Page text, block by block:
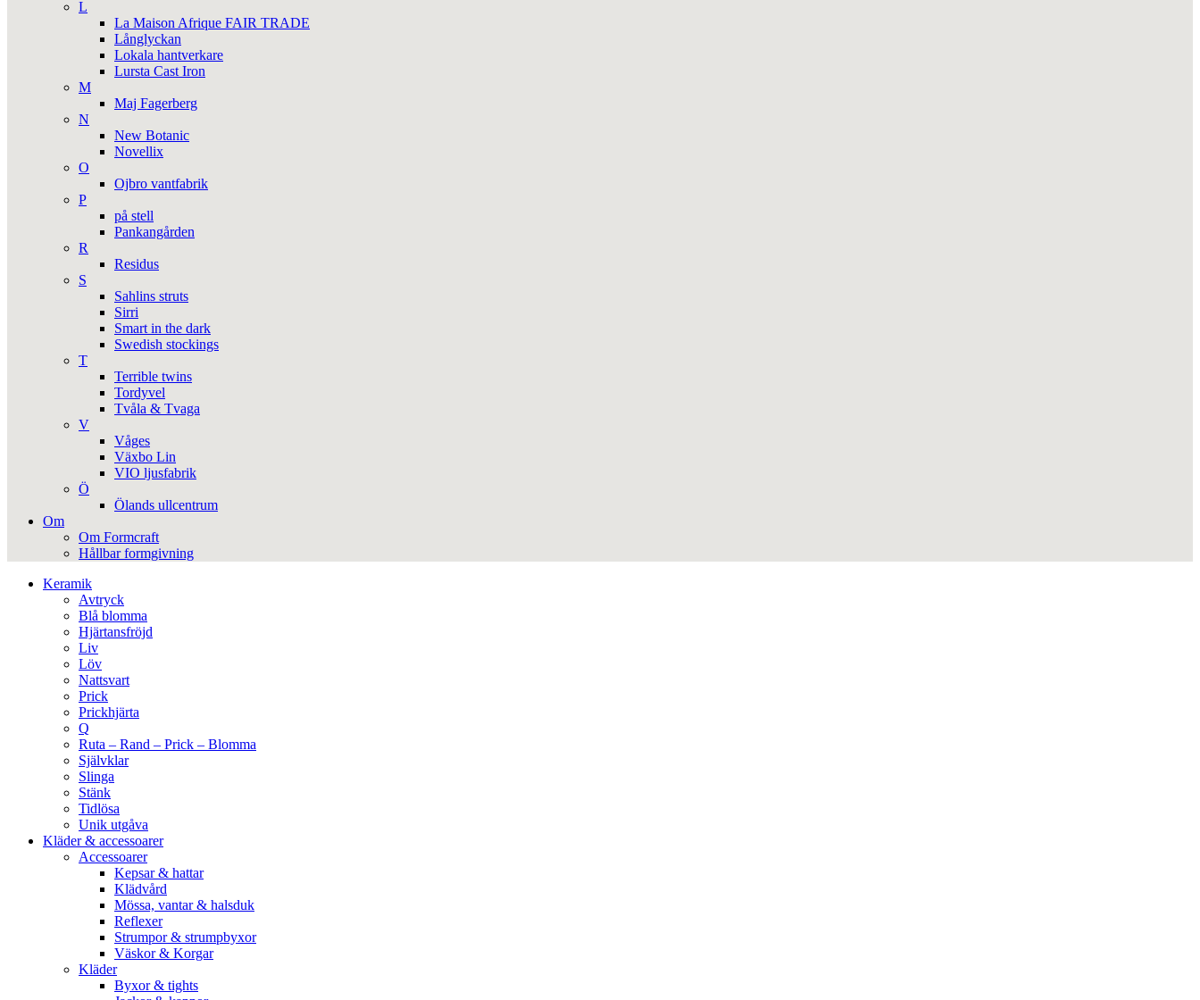
L
La Maison Afrique FAIR TRADE
Långlyckan
Lokala hantverkare
Lursta Cast Iron
M
Maj Fagerberg
N
New Botanic
Novellix
O
Ojbro vantfabrik
P
på stell
Pankangården
R
Residus
S
Sahlins struts
Sirri
Smart in the dark
Swedish stockings
T
Terrible twins
Tordyvel
Tvåla & Tvaga
V
Våges
Växbo Lin
VIO ljusfabrik
Ö
Ölands ullcentrum
Om
Om Formcraft
Hållbar formgivning
Keramik
Avtryck
Blå blomma
Hjärtansfröjd
Liv
Löv
Nattsvart
Prick
Prickhjärta
Q
Ruta – Rand – Prick – Blomma
Självklar
Slinga
Stänk
Tidlösa
Unik utgåva
Kläder & accessoarer
Accessoarer
Kepsar & hattar
Klädvård
Mössa, vantar & halsduk
Reflexer
Strumpor & strumpbyxor
Väskor & Korgar
Kläder
Byxor & tights